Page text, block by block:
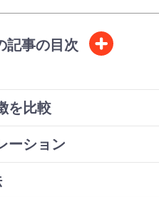
記事の目次
を比較
ーション